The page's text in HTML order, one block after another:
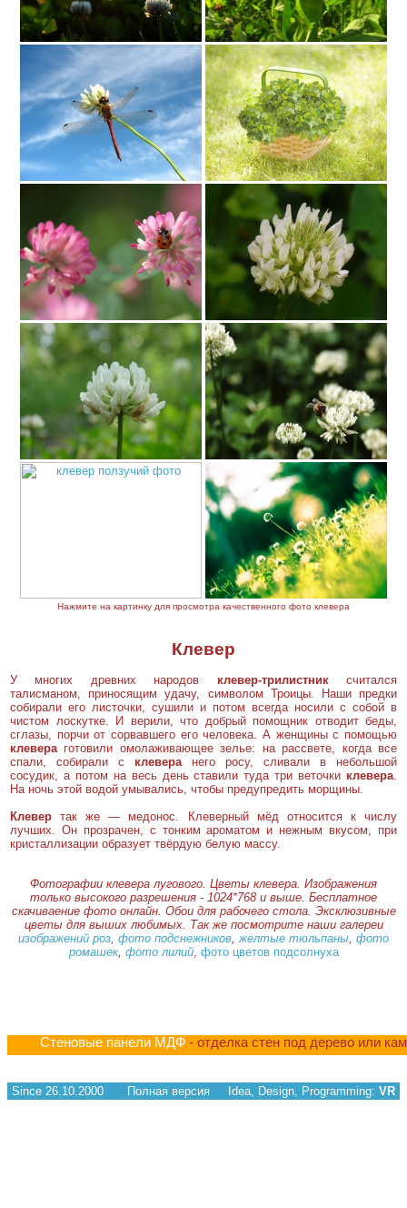
Нажмите на картинку для просмотра качественного фото клевера
Клевер
У многих древних народов клевер-трилистниксчитался
талисманом, приносящим удачу, символом Троицы. Наши предки
собирали его листочки, сушили и потом всегда носили с собой в
чистом лоскутке. И верили, что добрый помощник отводит беды,
сглазы, порчи от сорвавшего его человека. А женщины с помощью
клевераготовили омолаживающее зелье: на рассвете, когда все
спали, собирали с клеверанего росу, сливали в небольшой
сосудик, а потом на весь день ставили туда три веточки клевера.
На ночь этой водой умывались, чтобы предупредить морщины.
Клевер так же — медонос. Клеверный мёд относится к числу
лучших. Он прозрачен, с тонким ароматом и нежным вкусом, при
кристаллизации образует твёрдую белую массу.
Фотографии клевера лугового. Цветы клевера. Изображения
только высокого разрешения - 1024*768 и выше. Бесплатное
скачиваение фото онлайн. Обои для рабочего стола. Эксклюзивные
цветы для выших любимых. Так же посмотрите наши галереи
изображений роз фото подснежников желтые тюльпаны фото
ромашек, фото лилий, фото цветов подсолнуха
Стеновые панели МДФ - отделка стен под дерево или
Since 26.10.2000 Полная версия Idea, Design, Programming: VR